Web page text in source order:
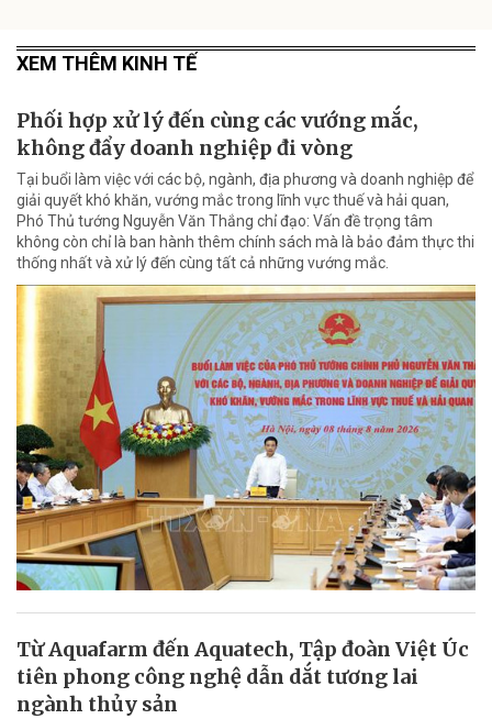
XEM THÊM KINH TẾ
Phối hợp xử lý đến cùng các vướng mắc,
không đẩy doanh nghiệp đi vòng
Tại buổi làm việc với các bộ, ngành, địa phương và doanh nghiệp để
giải quyết khó khăn, vướng mắc trong lĩnh vực thuế và hải quan,
Phó Thủ tướng Nguyễn Văn Thắng chỉ đạo: Vấn đề trọng tâm
không còn chỉ là ban hành thêm chính sách mà là bảo đảm thực thi
thống nhất và xử lý đến cùng tất cả những vướng mắc.
Từ Aquafarm đến Aquatech, Tập đoàn Việt Úc
tiên phong công nghệ dẫn dắt tương lai
ngành thủy sản